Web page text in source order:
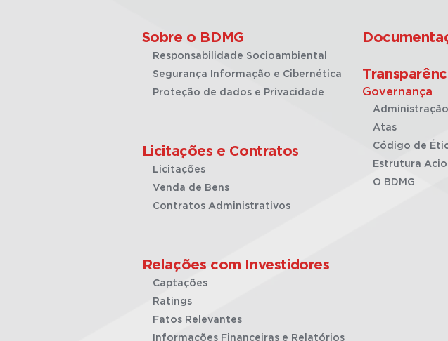
Sobre o BDMG
Responsabilidade Socioambiental
Segurança Informação e Cibernética
Proteção de dados e Privacidade
Licitações e Contratos
Licitações
Venda de Bens
Contratos Administrativos
Relações com Investidores
Captações
Ratings
Fatos Relevantes
Informações Financeiras e Relatórios
Governança
Administração
Atas
Código de
Estrutura
O BDMG